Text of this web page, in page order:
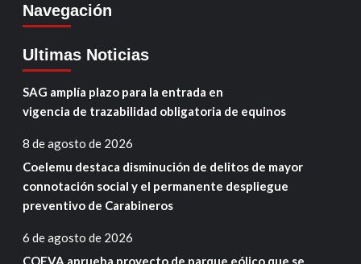
Navegación
Ultimas Noticias
SAG amplía plazo para la entrada en
vigencia de trazabilidad obligatoria de equinos
8 de agosto de 2026
Coelemu destaca disminución de delitos de mayor
connotación social y el permanente despliegue
preventivo de Carabineros
6 de agosto de 2026
COEVA aprueba proyecto de parque eólico que se